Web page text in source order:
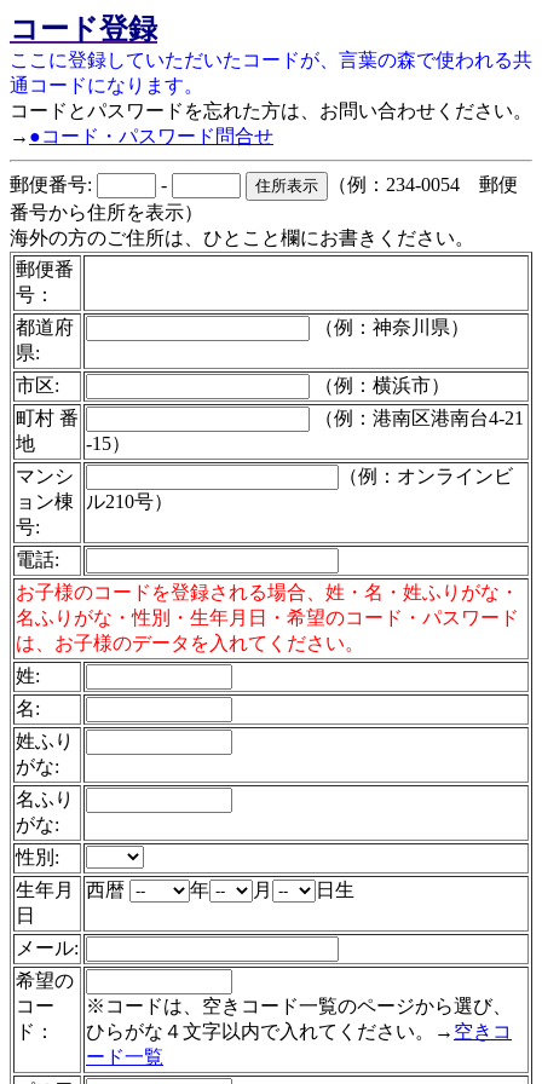
コード登録
ここに登録していただいたコードが、言葉の森で使われる共
通コードになります。
コードとパスワードを忘れた方は、お問い合わせください。
→ ●コード・パスワード問合せ
郵便番号: -
（例：234-0054 郵便
番号から住所を表示）
海外の方のご住所は、ひとこと欄にお書きください。
郵便番
号：
都道府
県:
（例：神奈川県）
市区:
（例：横浜市）
町村 番
地
（例：港南区港南台4-21
-15）
マンシ
ョン棟
号:
（例：オンラインビ
ル210号）
電話:
お子様のコードを登録される場合、姓・名・姓ふりがな・
名ふりがな・性別・生年月日・希望のコード・パスワード
は、お子様のデータを入れてください。
姓:
名:
姓ふり
がな:
名ふり
がな:
性別:
生年月
日
西暦 年 月 日生
メール:
希望の
コー
ド：
※コードは、空きコード一覧のページから選び、
ひらがな４文字以内で入れてください。→ 空きコ
ード一覧